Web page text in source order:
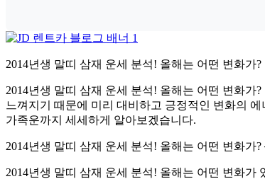
2014년생 말띠 삼재 운세 분석! 올해는 어떤 변화가?
2014년생 말띠 삼재 운세 분석! 올해는 어떤 변화가
느껴지기 때문에 미리 대비하고 긍정적인 변화의
가족운까지 세세하게 알아보겠습니다.
2014년생 말띠 삼재 운세 분석! 올해는 어떤 변화가
2014년생 말띠 삼재 운세 분석! 올해는 어떤 변화